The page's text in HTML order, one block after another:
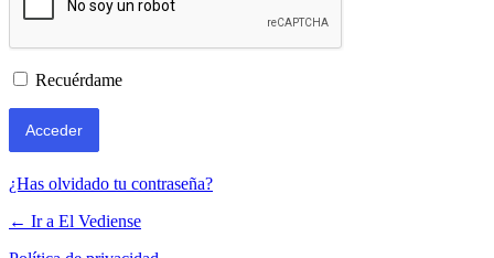
Recuérdame
¿Has olvidado tu contraseña?
← Ir a El Vediense